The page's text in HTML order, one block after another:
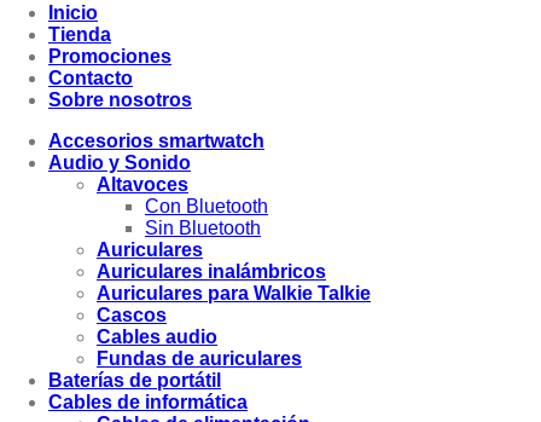
Inicio
Tienda
Promociones
Contacto
Sobre nosotros
Accesorios smartwatch
Audio y Sonido
Altavoces
Con Bluetooth
Sin Bluetooth
Auriculares
Auriculares inalámbricos
Auriculares para Walkie Talkie
Cascos
Cables audio
Fundas de auriculares
Baterías de portátil
Cables de informática